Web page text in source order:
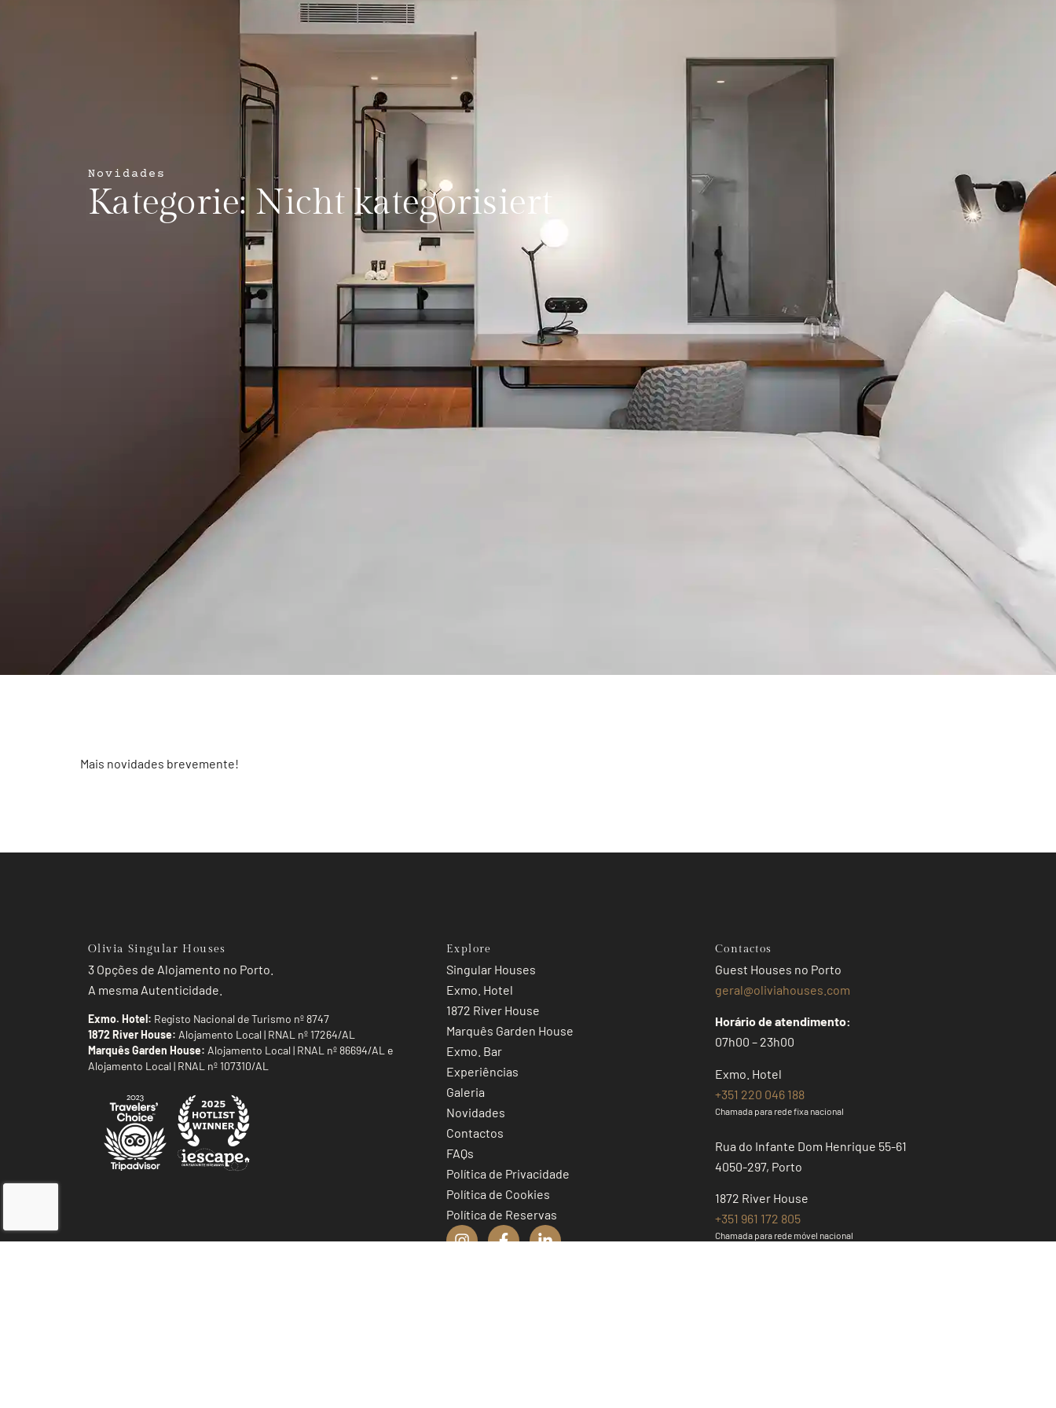
Novidades
Kategorie: Nicht kategorisiert
Mais novidades brevemente!
Olivia Singular Houses
3 Opções de Alojamento no Porto.
A mesma Autenticidade.
Exmo. Hotel: Registo Nacional de Turismo nº 8747
1872 River House: Alojamento Local | RNAL nº 17264/AL
Marquês Garden House: Alojamento Local | RNAL nº 86694/AL e
Alojamento Local | RNAL nº 107310/AL
Explore
Singular Houses
Exmo. Hotel
1872 River House
Marquês Garden House
Exmo. Bar
Experiências
Galeria
Novidades
Contactos
FAQs
Política de Privacidade
Política de Cookies
Política de Reservas
Contactos
Guest Houses no Porto
geral@oliviahouses.com
Horário de atendimento:
07h00 – 23h00
Exmo. Hotel
+351 220 046 188
Chamada para rede fixa nacional
Rua do Infante Dom Henrique 55-61
4050-297, Porto
1872 River House
+351 961 172 805
Chamada para rede móvel nacional